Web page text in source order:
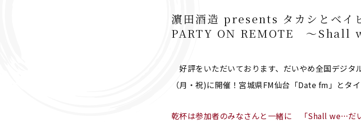
濵田酒造 presents タカシとベイ
PARTY ON REMOTE ～Shall
好評をいただいております、だいやめ全国デジタ
（月・祝)に開催！宮城県FM仙台「Date fm」とタ
乾杯は参加者のみなさんと一緒に 「Shall we…だ